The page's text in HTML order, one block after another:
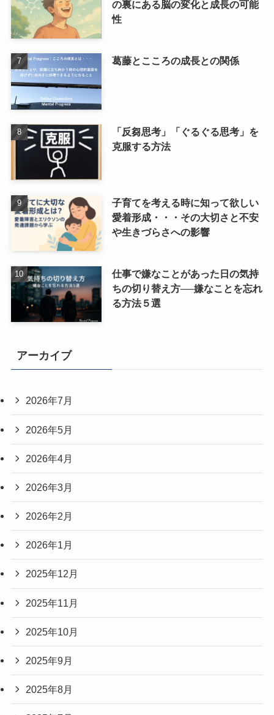
の裏にある脳の変化と成長の可能
性
葛藤とこころの成長との関係
「反芻思考」「ぐるぐる思考」を
克服する方法
子育てを考える時に知って欲しい
愛着形成・・・その大切さと不安
や生きづらさへの影響
仕事で嫌なことがあった日の気持
ちの切り替え方──嫌なことを忘れ
る方法５選
アーカイブ
2026年7月
2026年5月
2026年4月
2026年3月
2026年2月
2026年1月
2025年12月
2025年11月
2025年10月
2025年9月
2025年8月